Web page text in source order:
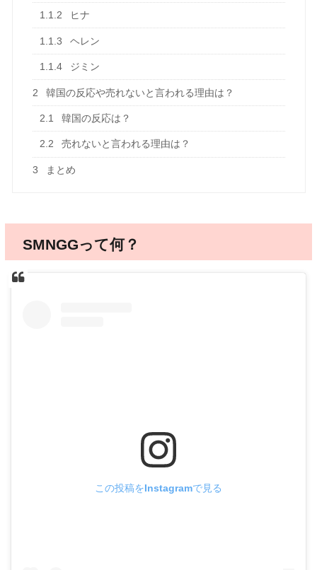
1.1.2 ヒナ
1.1.3 ヘレン
1.1.4 ジミン
2 韓国の反応や売れないと言われる理由は？
2.1 韓国の反応は？
2.2 売れないと言われる理由は？
3 まとめ
SMNGGって何？
この投稿をInstagramで見る